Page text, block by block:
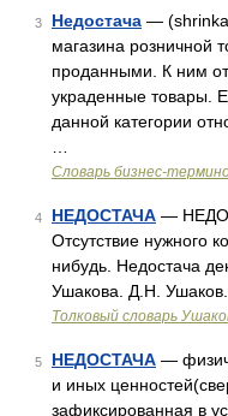
3 Недостача —
магазина розничной
проданными. К ним
украденные товары.
данной категории
Словарь бизнес-
4 НЕДОСТАЧА —
Отсутствие нужного
нибудь. Недостача
Ушакова. Д.Н.
Толковый словарь
5 НЕДОСТАЧА —
и иных
зафиксированная в